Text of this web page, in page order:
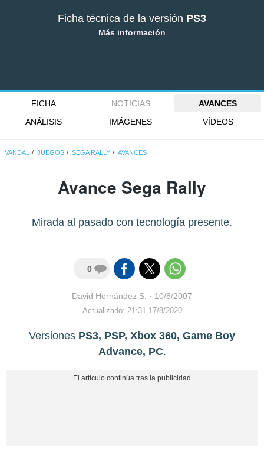
Ficha técnica de la versión PS3
Más información
FICHA NOTICIAS
AVANCES
ANÁLISIS
IMÁGENES VÍDEOS
VANDAL JUEGOS SEGA RALLY AVANCES
Avance Sega Rally
Mirada al pasado con tecnología presente.
0
David Hernández S. · 10/8/2007
Actualizado: 21:31 17/8/2020
Versiones PS3, PSP, Xbox 360, Game Boy
Advance, PC.